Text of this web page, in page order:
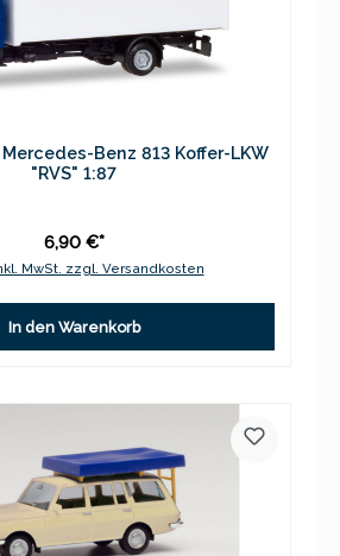
Benz 813 Koffer-LKW
"RVS" 1:87
6,90 €*
MwSt. zzgl. Versandkosten
In den Warenkorb